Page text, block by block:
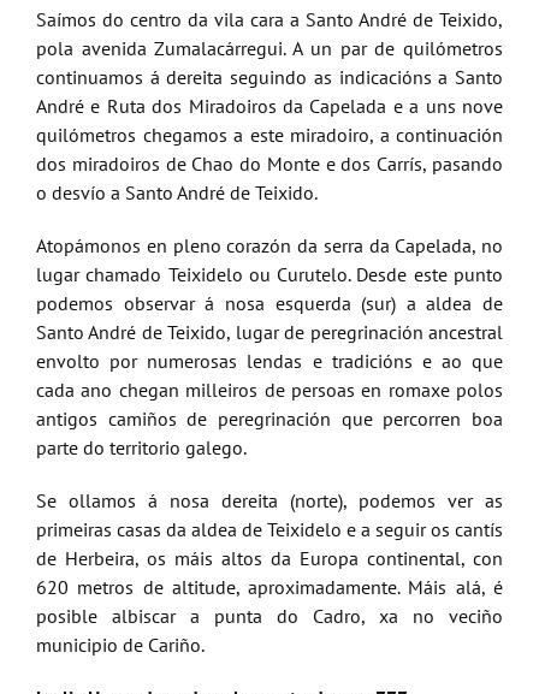
Saímos do centro da vila cara a Santo André de Teixido,
pola avenida Zumalacárregui. A un par de quilómetros
continuamos á dereita seguindo as indicacións a Santo
André e Ruta dos Miradoiros da Capelada e a uns nove
quilómetros chegamos a este miradoiro, a continuación
dos miradoiros de Chao do Monte e dos Carrís, pasando
o desvío a Santo André de Teixido.
Atopámonos en pleno corazón da serra da Capelada, no
lugar chamado Teixidelo ou Curutelo. Desde este punto
podemos observar á nosa esquerda (sur) a aldea de
Santo André de Teixido, lugar de peregrinación ancestral
envolto por numerosas lendas e tradicións e ao que
cada ano chegan milleiros de persoas en romaxe polos
antigos camiños de peregrinación que percorren boa
parte do territorio galego.
Se ollamos á nosa dereita (norte), podemos ver as
primeiras casas da aldea de Teixidelo e a seguir os cantís
de Herbeira, os máis altos da Europa continental, con
620 metros de altitude, aproximadamente. Máis alá, é
posible albiscar a punta do Cadro, xa no veciño
municipio de Cariño.